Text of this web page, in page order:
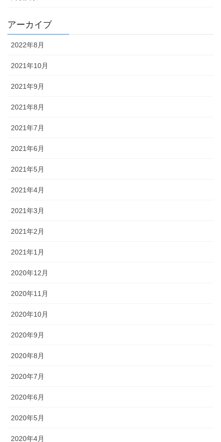
アーカイブ
2022年8月
2021年10月
2021年9月
2021年8月
2021年7月
2021年6月
2021年5月
2021年4月
2021年3月
2021年2月
2021年1月
2020年12月
2020年11月
2020年10月
2020年9月
2020年8月
2020年7月
2020年6月
2020年5月
2020年4月